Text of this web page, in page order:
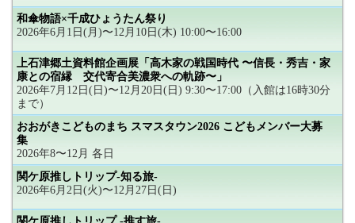
和傘物語×千成ひょうたん祭り
2026年6月1日(月)〜12月10日(木) 10:00〜16:00
上石津郷土資料館企画展「高木家の戦国時代 〜信長・秀吉・家
康との宿縁 交代寄合美濃衆への軌跡〜」
2026年7月12日(日)〜12月20日(日) 9:30〜17:00（入館は16時30分
まで）
おおがきこどものまち スマスタウン2026 こどもメンバー大募
集
2026年8〜12月 各日
関ケ原推しトリップ-知る旅-
2026年6月2日(火)〜12月27日(日)